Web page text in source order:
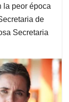
la peor época
de
Secretaria